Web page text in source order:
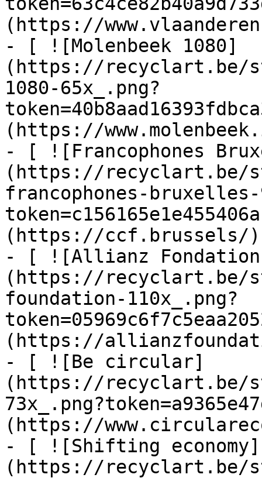
(https://
- [ ![Molenbeek 1080]
(https://recyclart.be/
1080-65x_.png?
(https://
- [ ![Francophones
(https://recyclart.be/
francophones-bruxelles-
(https://ccf.brussels/)
- [ ![Allianz
(https://recyclart.be/
foundation-110x_.png?
(https://
- [ ![Be circular]
(https://recyclart.be/
(https://
- [ ![Shifting economy]
(https://recyclart.be/